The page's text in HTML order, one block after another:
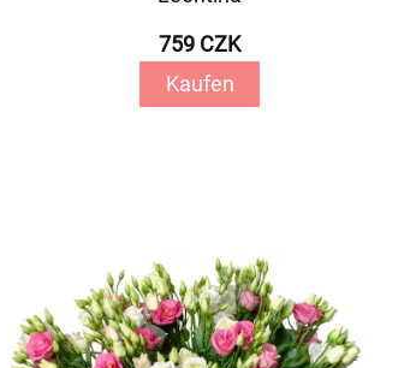
759 CZK
Kaufen